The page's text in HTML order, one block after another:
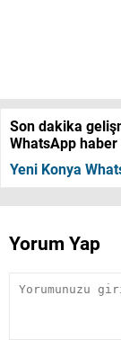
Son dakika
WhatsApp
Yeni Konya
Yorum Yap